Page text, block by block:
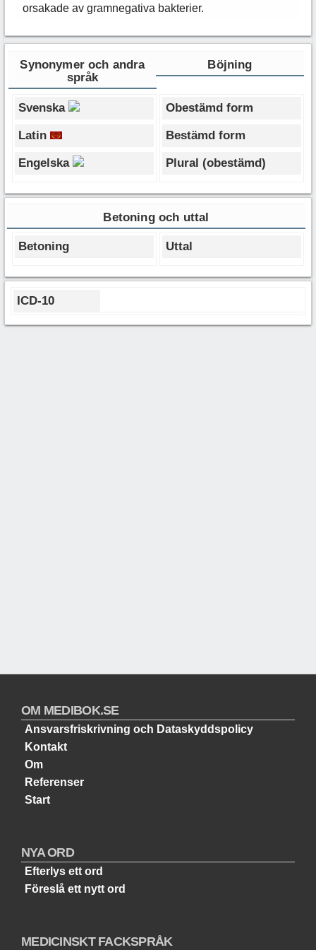
orsakade av gramnegativa bakterier.
Synonymer och andra
språk
Böjning
Svenska
Latin
Engelska
Obestämd form
Bestämd form
Plural (obestämd)
Betoning och uttal
Betoning Uttal
ICD-10
OM MEDIBOK.SE
Ansvarsfriskrivning och Dataskyddspolicy
Kontakt
Om
Referenser
Start
NYA ORD
Efterlys ett ord
Föreslå ett nytt ord
MEDICINSKT FACKSPRÅK